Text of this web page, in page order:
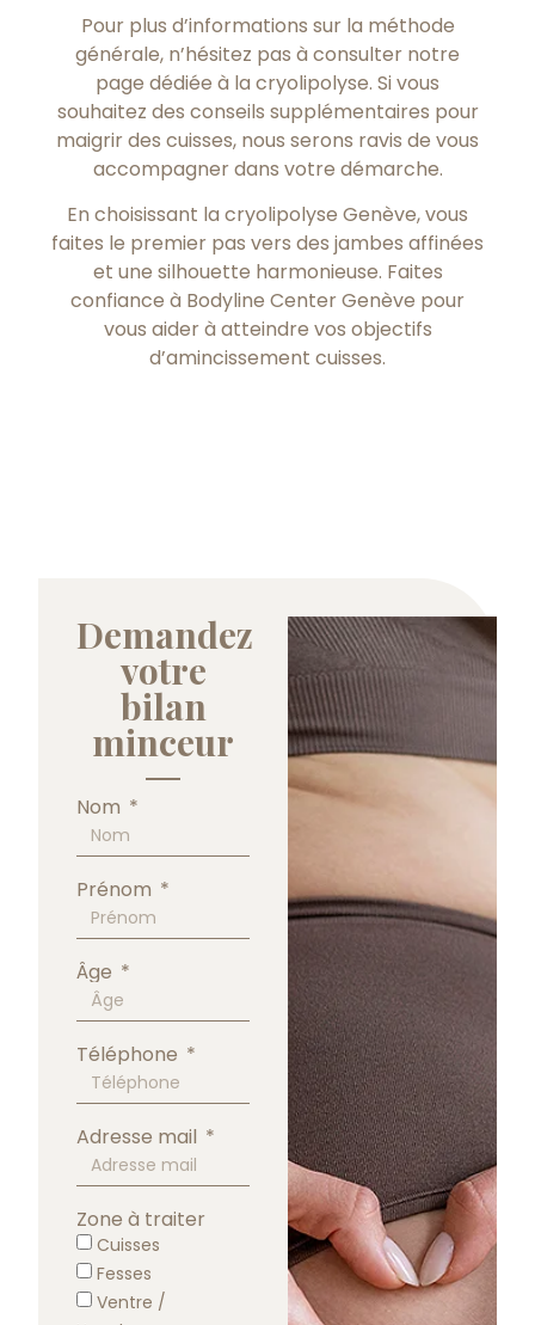
Pour plus d’informations sur la méthode
générale, n’hésitez pas à consulter notre
page dédiée à la cryolipolyse. Si vous
souhaitez des conseils supplémentaires pour
maigrir des cuisses, nous serons ravis de vous
accompagner dans votre démarche.
En choisissant la cryolipolyse Genève, vous
faites le premier pas vers des jambes affinées
et une silhouette harmonieuse. Faites
confiance à Bodyline Center Genève pour
vous aider à atteindre vos objectifs
d’amincissement cuisses.
Demandez
votre
bilan
minceur
Nom
Prénom
Âge
Téléphone
Adresse mail
Zone à traiter
Cuisses
Fesses
Ventre /